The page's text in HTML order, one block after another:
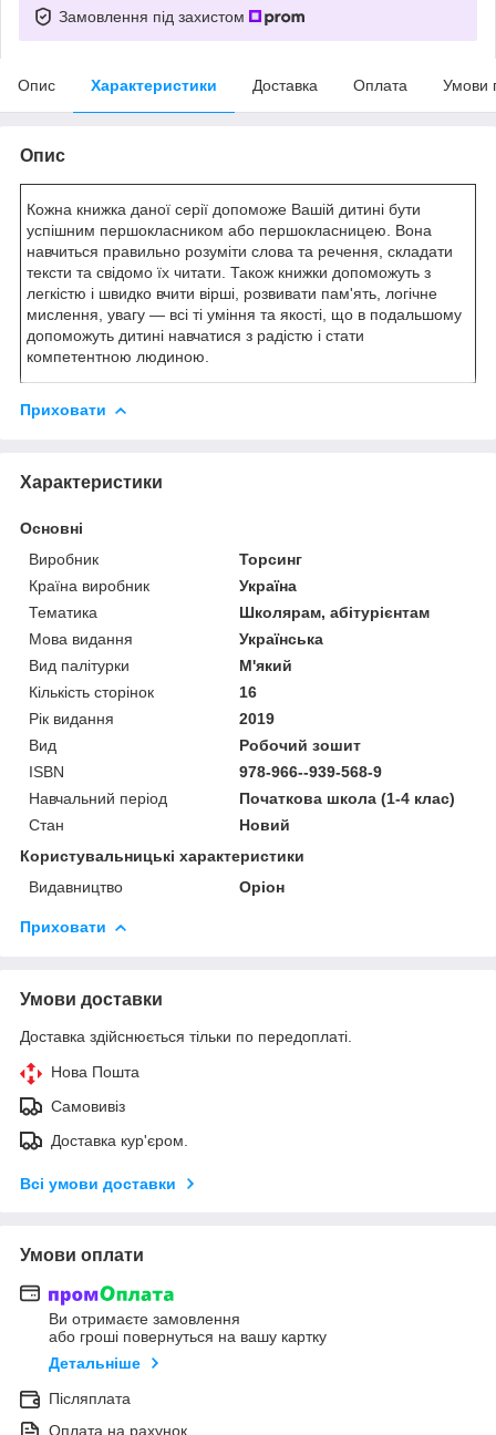
Замовлення під захистом
Опис Характеристики Доставка Оплата Умови
Опис
Кожна книжка даної серії допоможе Вашій дитині бути
успішним першокласником або першокласницею. Вона
навчиться правильно розуміти слова та речення, складати
тексти та свідомо їх читати. Також книжки допоможуть з
легкістю і швидко вчити вірші, розвивати пам'ять, логічне
мислення, увагу — всі ті уміння та якості, що в подальшому
допоможуть дитині навчатися з радістю і стати
компетентною людиною.
Приховати
Характеристики
Основні
Виробник
Торсинг
Країна виробник
Україна
Тематика
Школярам, абітурієнтам
Мова видання
Українська
Вид палітурки
М'який
Кількість сторінок
16
Рік видання
2019
Вид
Робочий зошит
ISBN
978-966--939-568-9
Навчальний період
Початкова школа (1-4 клас)
Стан
Новий
Користувальницькі характеристики
Видавництво
Оріон
Приховати
Умови доставки
Доставка здійснюється тільки по передоплаті.
Нова Пошта
Самовивіз
Доставка кур'єром.
Всі умови доставки
Умови оплати
Ви отримаєте замовлення
або гроші повернуться на вашу картку
Детальніше
Післяплата
Оплата на рахунок